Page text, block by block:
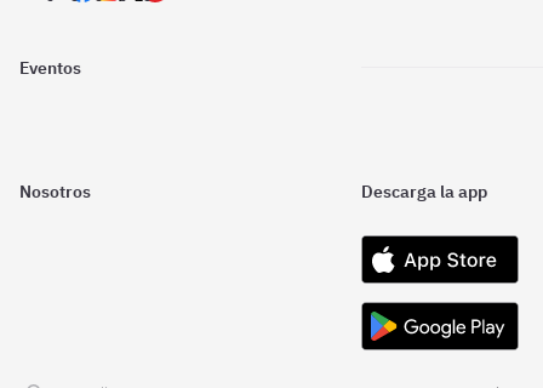
Eventos
Nosotros Descarga la app